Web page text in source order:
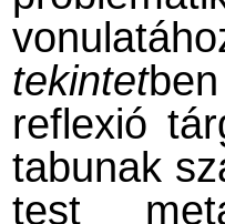
tekintet
reflexió
tabunak
test